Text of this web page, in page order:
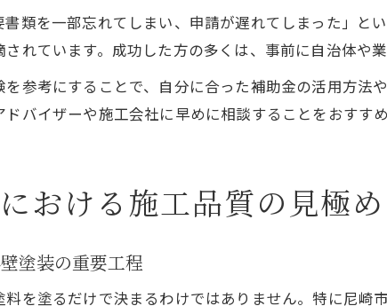
類を一部忘れてしまい、申請が遅れてしまった」と
れています。成功した方の多くは、事前に自治体や
を参考にすることで、自分に合った補助金の活用方
バイザーや施工会社に早めに相談することをおすすめ
おける施工品質の見極
塗装の重要工程
を塗るだけで決まるわけではありません。特に尼